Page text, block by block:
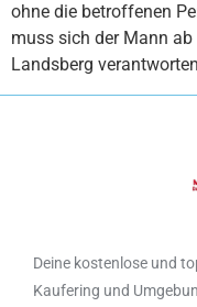
ohne die betroffenen
muss sich der Mann
Landsberg
Deine kostenlose und
Kaufering und